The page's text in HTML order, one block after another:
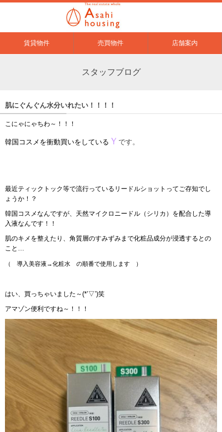
賃貸物件 売買物件 店舗案内
スタッフブログ
肌にぐんぐん水分いれたい！！！！
こにゃにゃちわ～！！！
韓国コスメを衝動買いをしている Ｙ です。
最近ティックトック等で流行っているリードルショットってご存知でし
ょうか！？
韓国コスメなんですが、天然マイクロニードル（シリカ）を配合した導
入液なんです！！
肌のキメを整えたり、角質層のすみずみまで化粧品成分が浸透するとの
こと…
（ 導入美容液→化粧水 の順番で使用します ）
はい、買っちゃいました～(*’▽’)笑
アマゾン便利ですね～！！！